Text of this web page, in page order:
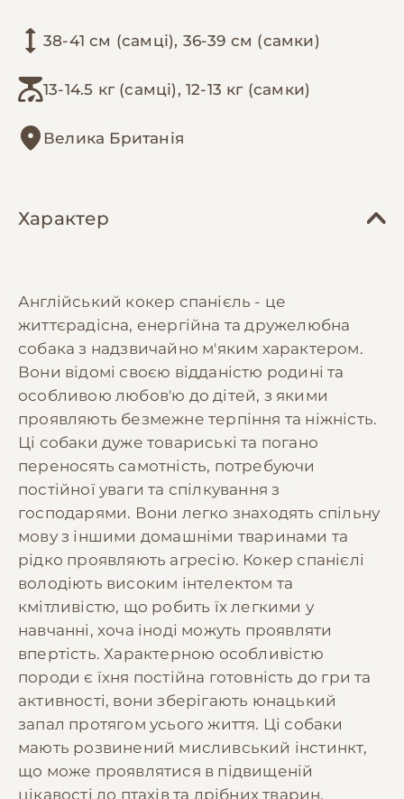
38-41 см (самці), 36-39 см (самки)
13-14.5 кг (самці), 12-13 кг (самки)
Велика Британія
Характер
Англійський кокер спанієль - це
життєрадісна, енергійна та дружелюбна
собака з надзвичайно м'яким характером.
Вони відомі своєю відданістю родині та
особливою любов'ю до дітей, з якими
проявляють безмежне терпіння та ніжність.
Ці собаки дуже товариські та погано
переносять самотність, потребуючи
постійної уваги та спілкування з
господарями. Вони легко знаходять спільну
мову з іншими домашніми тваринами та
рідко проявляють агресію. Кокер спанієлі
володіють високим інтелектом та
кмітливістю, що робить їх легкими у
навчанні, хоча іноді можуть проявляти
впертість. Характерною особливістю
породи є їхня постійна готовність до гри та
активності, вони зберігають юнацький
запал протягом усього життя. Ці собаки
мають розвинений мисливський інстинкт,
що може проявлятися в підвищеній
цікавості до птахів та дрібних тварин.